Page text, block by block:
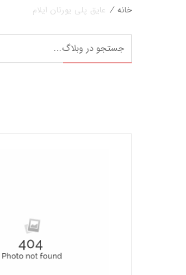
خانه / عایق پلی یورتان ایلام